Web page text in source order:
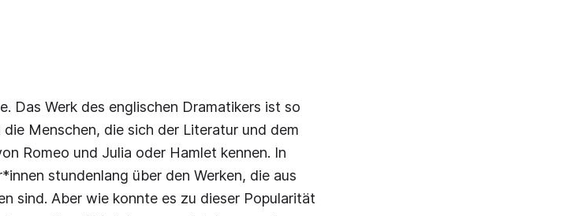
Das Werk des englischen Dramatikers ist so
Menschen, die sich der Literatur und dem
Romeo und Julia oder Hamlet kennen. In
stundenlang über den Werken, die aus
sind. Aber wie konnte es zu dieser Popularität